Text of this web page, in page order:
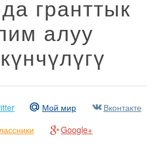
гранттык
алуу
Мой мир
Вконтакте
Google+